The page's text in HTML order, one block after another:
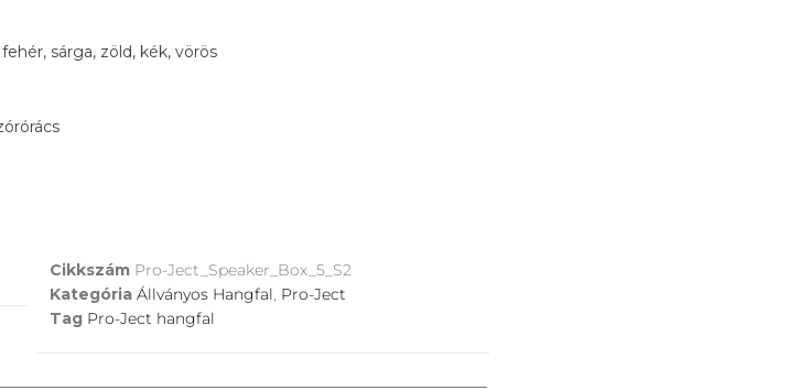
sárga, zöld, kék, vörös
Cikkszám Pro-Ject_Speaker_Box_5_S2
Kategória Állványos Hangfal, Pro-Ject
Tag Pro-Ject hangfal